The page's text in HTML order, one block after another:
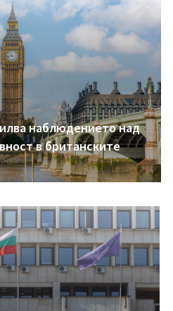
наблюдението над
в британските